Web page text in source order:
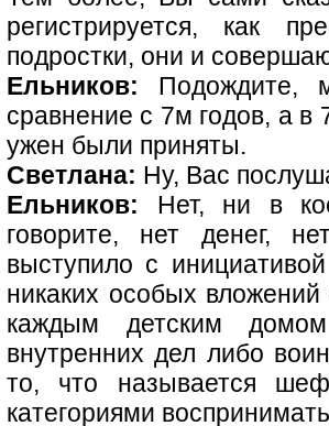
регистрируется, как
подростки, они и
Ельников: Подождите,
сравнение с 7м годов, а в
ужен были приняты.
Светлана: Ну, Вас
Ельников: Нет, ни в
говорите, нет денег,
выступило с
никаких особых
каждым детским
внутренних дел либо
то, что называется
категориями